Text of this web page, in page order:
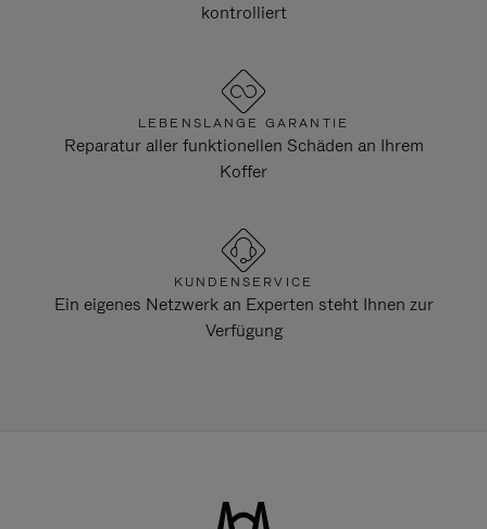
kontrolliert
LEBENSLANGE GARANTIE
Reparatur aller funktionellen Schäden an Ihrem
Koffer
KUNDENSERVICE
Ein eigenes Netzwerk an Experten steht Ihnen zur
Verfügung